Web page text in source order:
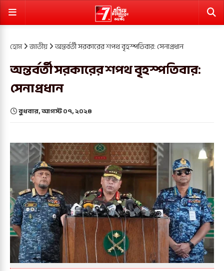
হোম জাতীয় অন্তর্বর্তী সরকারের শপথ বৃহস্পতিবার: সেনাপ্রধান
অন্তর্বর্তী সরকারের শপথ বৃহস্পতিবার:
সেনাপ্রধান
বুধবার, আগস্ট ০৭, ২০২৪